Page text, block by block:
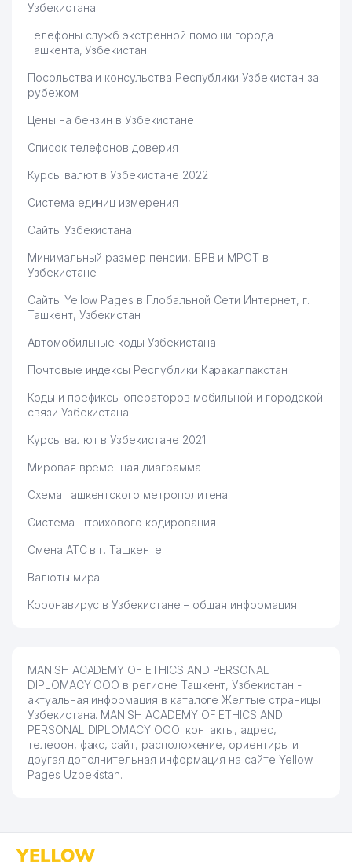
Узбекистана
Телефоны служб экстренной помощи города
Ташкента, Узбекистан
Посольства и консульства Республики Узбекистан за
рубежом
Цены на бензин в Узбекистане
Список телефонов доверия
Курсы валют в Узбекистане 2022
Система единиц измерения
Сайты Узбекистана
Минимальный размер пенсии, БРВ и МРОТ в
Узбекистане
Сайты Yellow Pages в Глобальной Сети Интернет, г.
Ташкент, Узбекистан
Автомобильные коды Узбекистана
Почтовые индексы Республики Каракалпакстан
Коды и префиксы операторов мобильной и городской
связи Узбекистана
Курсы валют в Узбекистане 2021
Мировая временная диаграмма
Схема ташкентского метрополитена
Система штрихового кодирования
Смена АТС в г. Ташкенте
Валюты мира
Коронавирус в Узбекистане – общая информация
MANISH ACADEMY OF ETHICS AND PERSONAL
DIPLOMACY ООО в регионе Ташкент, Узбекистан -
актуальная информация в каталоге Желтые страницы
Узбекистана. MANISH ACADEMY OF ETHICS AND
PERSONAL DIPLOMACY ООО: контакты, адрес,
телефон, факс, сайт, расположение, ориентиры и
другая дополнительная информация на сайте Yellow
Pages Uzbekistan.